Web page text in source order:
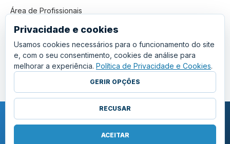
Área de Profissionais
Como Funciona
Lista de Pedidos em Aberto
Como Ganhar mais Obras
Perguntas Frequentes
COPYRIGHT © 2011 - 2026 SGSI. TODOS OS DIREITOS RESERVADOS.
POLÍTICA DE PRIVACIDADE E COOKIES
Privacidade e cookies
Usamos cookies necessários para o funcionamento do site
e, com o seu consentimento, cookies de análise para
melhorar a experiência. Política de Privacidade e Cookies.
GERIR OPÇÕES
RECUSAR
ACEITAR